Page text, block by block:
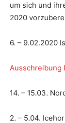
um sich und
2020
6. – 9.02.2020
Ausschreibung
14. – 15.03.
2. – 5.04.